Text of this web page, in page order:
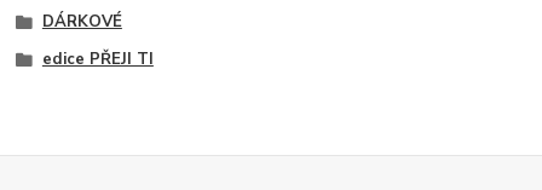
DÁRKOVÉ
edice PŘEJI TI